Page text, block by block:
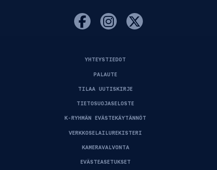
YHTEYSTIEDOT
PALAUTE
TILAA UUTISKIRJE
TIETOSUOJASELOSTE
K-RYHMÄN EVÄSTEKÄYTÄNNÖT
VERKKOSELAILUREKISTERI
KAMERAVALVONTA
EVÄSTEASETUKSET